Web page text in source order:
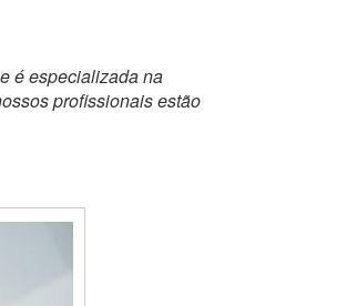
é especializada na
profissionais estão